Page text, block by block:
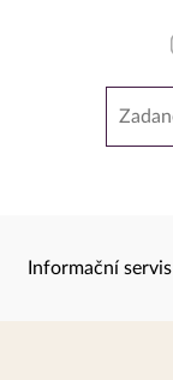
Informační servis